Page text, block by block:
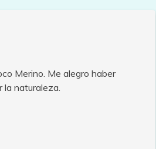
Merino. Me alegro haber
la naturaleza.